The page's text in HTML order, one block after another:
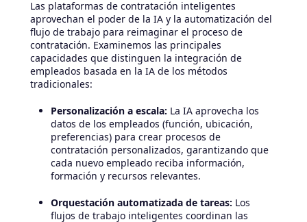
Las plataformas de contratación inteligentes
aprovechan el poder de la IA y la automatización del
flujo de trabajo para reimaginar el proceso de
contratación. Examinemos las principales
capacidades que distinguen la integración de
empleados basada en la IA de los métodos
tradicionales:
Personalización a escala: La IA aprovecha los
datos de los empleados (función, ubicación,
preferencias) para crear procesos de
contratación personalizados, garantizando que
cada nuevo empleado reciba información,
formación y recursos relevantes.
Orquestación automatizada de tareas: Los
flujos de trabajo inteligentes coordinan las